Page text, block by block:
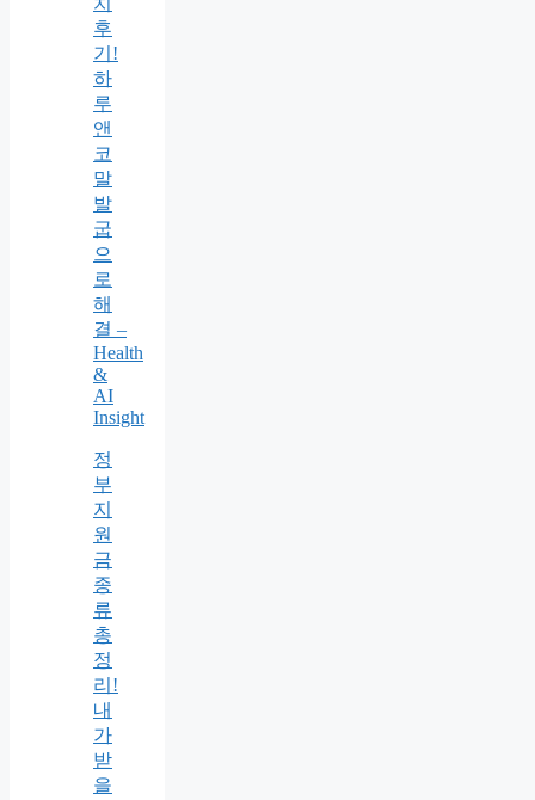
후
기!
하
루
앤
코
말
발
굽
으
로
해
결 –
Health
&
AI
Insight
정
부
지
원
금
종
류
총
정
리!
내
가
받
을